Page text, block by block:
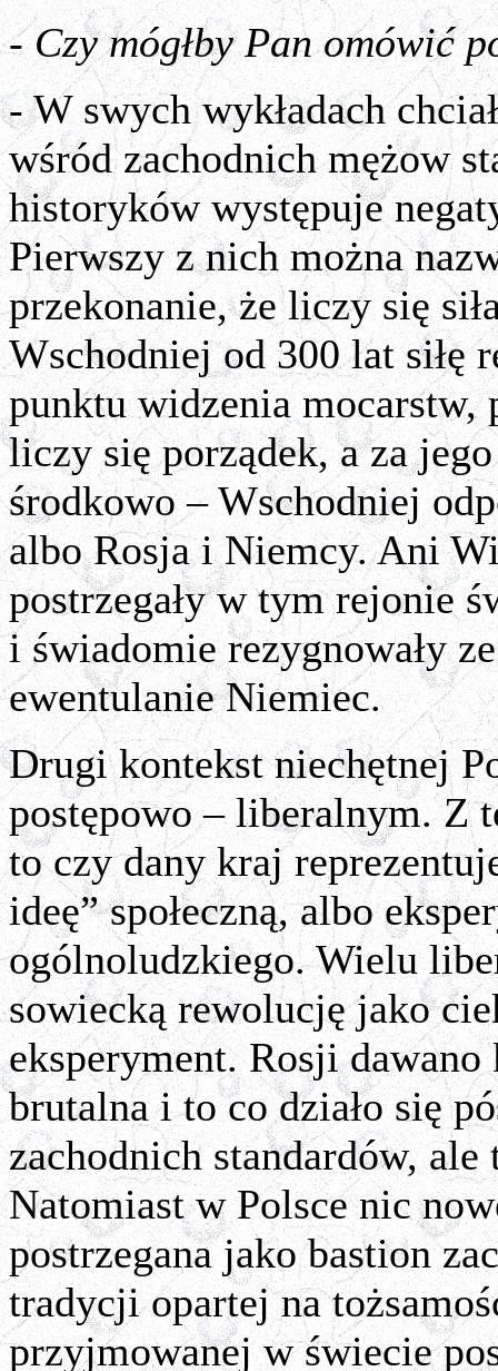
- Czy mógłby Pan omówić
- W swych wykładach
wśród zachodnich mężow
historyków występuje
Pierwszy z nich można
przekonanie, że liczy się
Wschodniej od 300 lat siłę
punktu widzenia mocarstw,
liczy się porządek, a za
środkowo – Wschodniej
albo Rosja i Niemcy. Ani
postrzegały w tym rejonie
i świadomie rezygnowały
ewentulanie Niemiec.
Drugi kontekst niechętnej
postępowo – liberalnym. Z
to czy dany kraj
ideę” społeczną, albo
ogólnoludzkiego. Wielu
sowiecką rewolucję jako
eksperyment. Rosji
brutalna i to co działo się
zachodnich standardów,
Natomiast w Polsce nic
postrzegana jako bastion
tradycji opartej na
przyjmowanej w świecie